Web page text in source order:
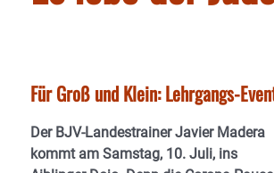
Für Groß und Klein: Lehrgangs-
Der BJV-Landestrainer Javier Madera
kommt am Samstag, 10. Juli, ins